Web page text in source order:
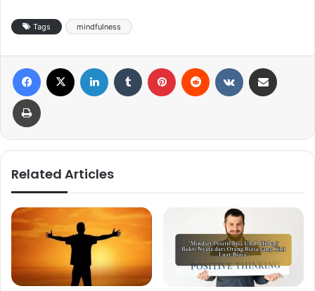
Tags mindfulness
Related Articles